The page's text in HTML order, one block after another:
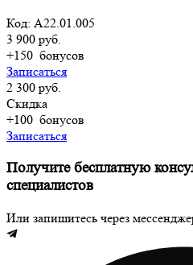
Код: А22.01.005
3 900 руб.
+150 бонусов
Записаться
2 300 руб.
Скидка
+100 бонусов
Записаться
Получите бесплатную
специалистов
Или запишитесь через